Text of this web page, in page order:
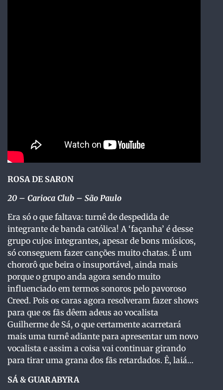
ROSA DE SARON
20 – Carioca Club – São Paulo
Era só o que faltava: turnê de despedida de
integrante de banda católica! A ‘façanha’ é desse
grupo cujos integrantes, apesar de bons músicos,
só conseguem fazer canções muito chatas. É um
chororô que beira o insuportável, ainda mais
porque o grupo anda agora sendo muito
influenciado em termos sonoros pelo pavoroso
Creed. Pois os caras agora resolveram fazer shows
para que os fãs dêem adeus ao vocalista
Guilherme de Sá, o que certamente acarretará
mais uma turnê adiante para apresentar um novo
vocalista e assim a coisa vai continuar girando
para tirar uma grana dos fãs retardados. Ê, laiá…
SÁ & GUARABYRA